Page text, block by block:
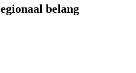
belang